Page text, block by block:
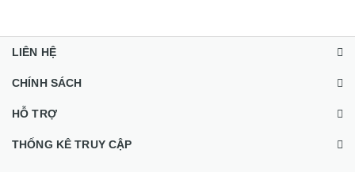
LIÊN HỆ
CHÍNH SÁCH
HỖ TRỢ
THỐNG KÊ TRUY CẬP